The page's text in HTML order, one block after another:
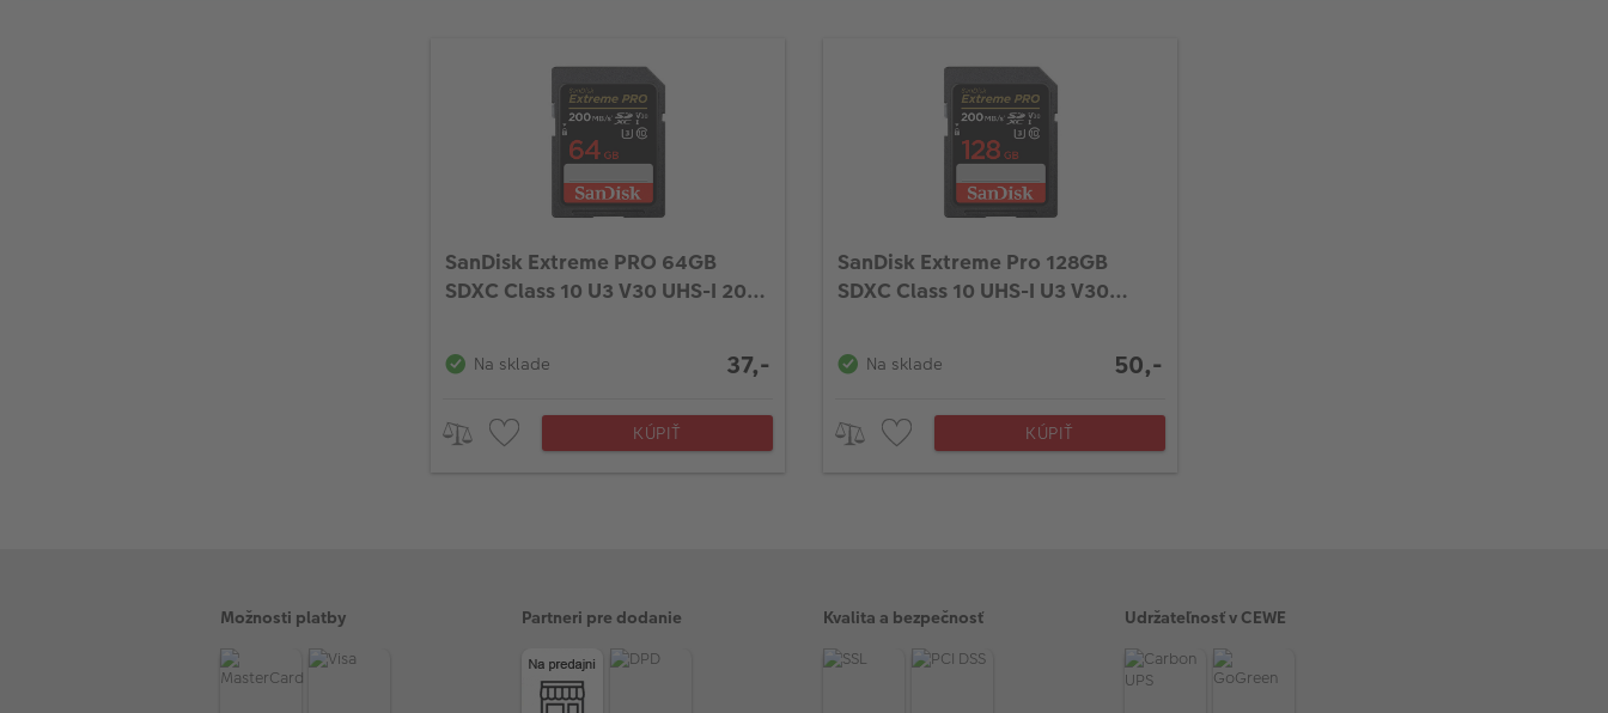
SanDisk Extreme PRO 64GB
SDXC Class 10 U3 V30 UHS-I 200
Na sklade 37,-
KÚPIŤ
SanDisk Extreme Pro 128GB
SDXC Class 10 UHS-I U3 V30
Na sklade 50,-
KÚPIŤ
Možnosti platby Partneri pre dodanie Kvalita a bezpečnosť Udržateľnosť v CEWE